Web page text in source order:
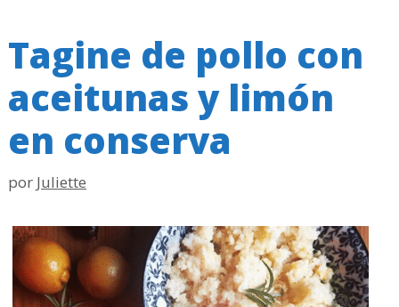
Tagine de pollo con
aceitunas y limón
en conserva
por Juliette